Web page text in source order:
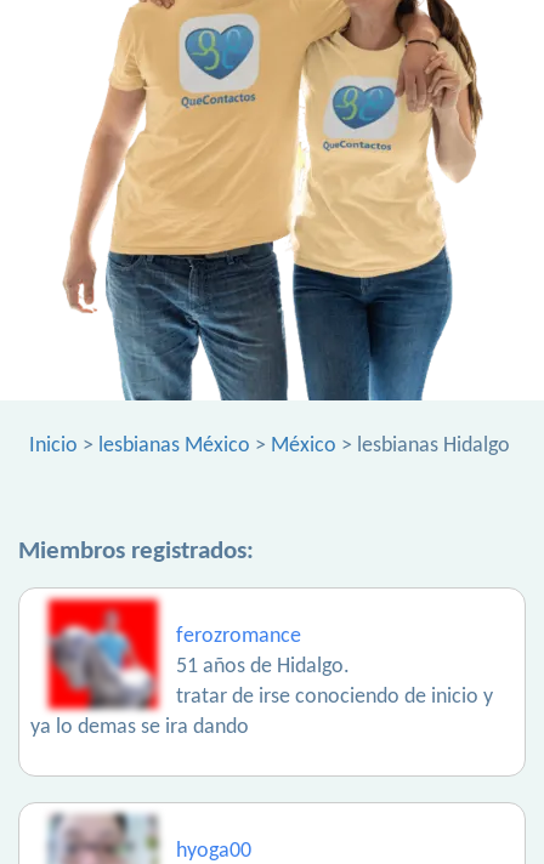
Inicio > lesbianas México > México > lesbianas Hidalgo
Miembros registrados:
ferozromance
51 años de Hidalgo.
tratar de irse conociendo de inicio y
ya lo demas se ira dando
hyoga00